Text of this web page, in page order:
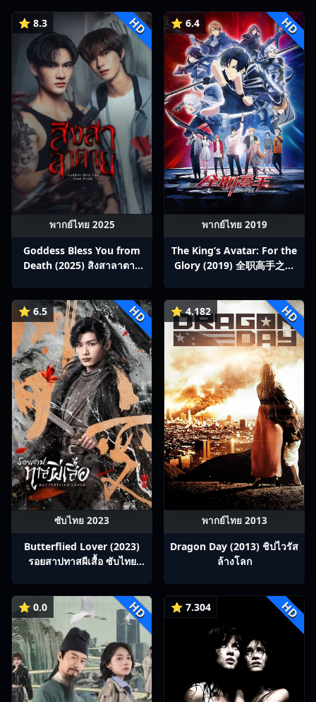
⭐ 8.3 HD
พากย์ไทย 2025
Goddess Bless You from
Death (2025) สิงสาลาตาย
⭐ 6.4 HD
พากย์ไทย 2019
The King’s Avatar: For the
Glory (2019) 全职高手之巅
⭐ 6.5 HD
ซับไทย 2023
Butterflied Lover (2023)
รอยสาปทาสผีเสื้อ ซับไทย
⭐ 4.182 HD
พากย์ไทย 2013
Dragon Day (2013) ชิปไวรัส
ล้างโลก
⭐ 0.0 HD ⭐ 7.304 HD